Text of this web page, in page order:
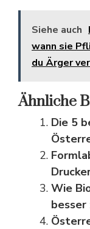
Siehe auch
wann sie
du Ärger
Ähnliche
Die 5
Wie
besser